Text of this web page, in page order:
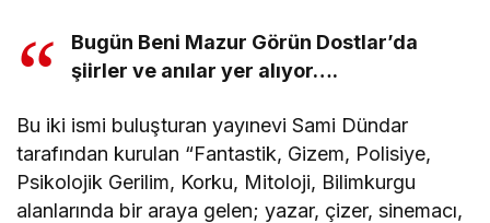
Bugün Beni Mazur Görün Dostlar’da
şiirler ve anılar yer alıyor….
Bu iki ismi buluşturan yayınevi Sami Dündar
tarafından kurulan “Fantastik, Gizem, Polisiye,
Psikolojik Gerilim, Korku, Mitoloji, Bilimkurgu
alanlarında bir araya gelen; yazar, çizer, sinemacı,